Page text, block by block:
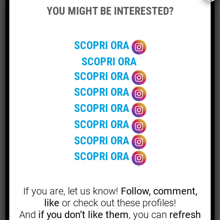
colorati e pittoreschi, molti dei quali hanno luogo nei
villaggi rurali. Durante unviaggio organizzato
primaverili o autunnali, è possibile partecipare a questi
Takayama Matsuri , uno dei festival più
belli del Giappone, dove carri decorati sfilano per le
strade illuminate dalle lanterne. Partecipare a un festival
locale non è solo un’occasione per divertirsi, ma anche
per comprendere l’importanza delle stagioni nella vita e
nella cultura giapponese.
La spiritualità nei villaggi rurali:
templi nascosti e vie di
YOU MIGHT BE INTERESTED?
SCOPRI ORA
SCOPRI ORA
SCOPRI ORA
SCOPRI ORA
SCOPRI ORA
SCOPRI ORA
SCOPRI ORA
SCOPRI ORA
If you are, let us know! Follow, comment,
like or check out these profiles!
And if you don’t like them, you can refresh